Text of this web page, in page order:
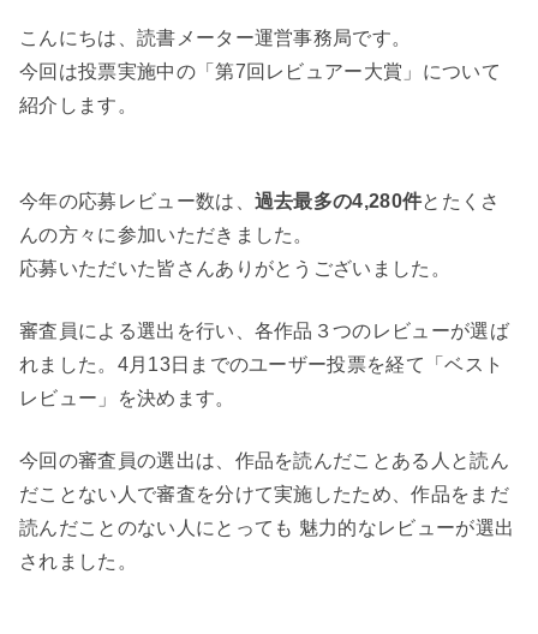
こんにちは、読書メーター運営事務局です。
今回は投票実施中の「第7回レビュアー大賞」について
紹介します。
今年の応募レビュー数は、 過去最多の4,280件とたくさ
んの方々に参加いただきました。
応募いただいた皆さんありがとうございました。
審査員による選出を行い、各作品３つのレビューが選ば
れました。4月13日までのユーザー投票を経て「ベスト
レビュー」を決めます。
今回の審査員の選出は、作品を読んだことある人と読ん
だことない人で審査を分けて実施したため、作品をまだ
読んだことのない人にとっても 魅力的なレビューが選出
されました。